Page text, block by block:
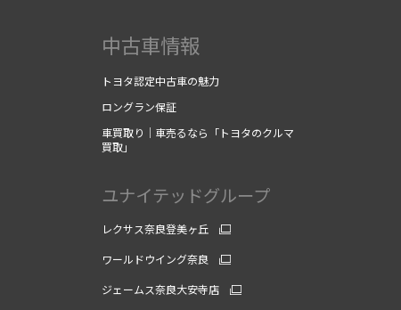
中古車情報
トヨタ認定中古車の魅力
ロングラン保証
車買取り｜車売るなら「トヨタのクルマ
買取」
ユナイテッドグループ
レクサス奈良登美ヶ丘
ワールドウイング奈良
ジェームス奈良大安寺店